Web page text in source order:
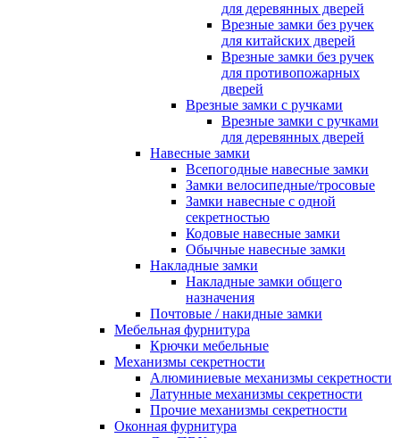
для деревянных дверей
Врезные замки без ручек
для китайских дверей
Врезные замки без ручек
для противопожарных
дверей
Врезные замки с ручками
Врезные замки с ручками
для деревянных дверей
Навесные замки
Всепогодные навесные замки
Замки велосипедные/тросовые
Замки навесные с одной
секретностью
Кодовые навесные замки
Обычные навесные замки
Накладные замки
Накладные замки общего
назначения
Почтовые / накидные замки
Мебельная фурнитура
Крючки мебельные
Механизмы секретности
Алюминиевые механизмы секретности
Латунные механизмы секретности
Прочие механизмы секретности
Оконная фурнитура